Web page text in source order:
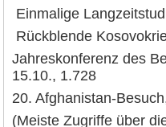
Einmalige
Rückblende
Jahreskonferenz des
15.10., 1.728
20. Afghanistan-
(Meiste Zugriffe über